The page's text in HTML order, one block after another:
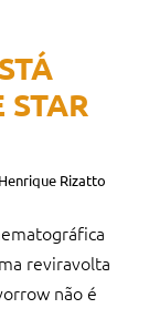
Rizatto
reviravolta
não é